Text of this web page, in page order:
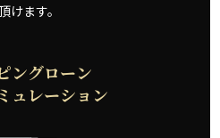
けます。
ングローン
ュレーション